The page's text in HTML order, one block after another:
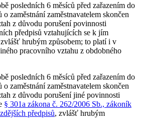
posledních 6 měsíců před zařazením do
o zaměstnání zaměstnavatelem skončen
z důvodu porušení povinnosti
předpisů vztahujících se k jím
hrubým způsobem; to platí i v
pracovního vztahu z obdobného
posledních 6 měsíců před zařazením do
o zaměstnání zaměstnavatelem skončen
z důvodu porušení jiné povinnosti
§ 301a zákona č. 262/2006 Sb., zákoník
předpisů, zvlášť hrubým